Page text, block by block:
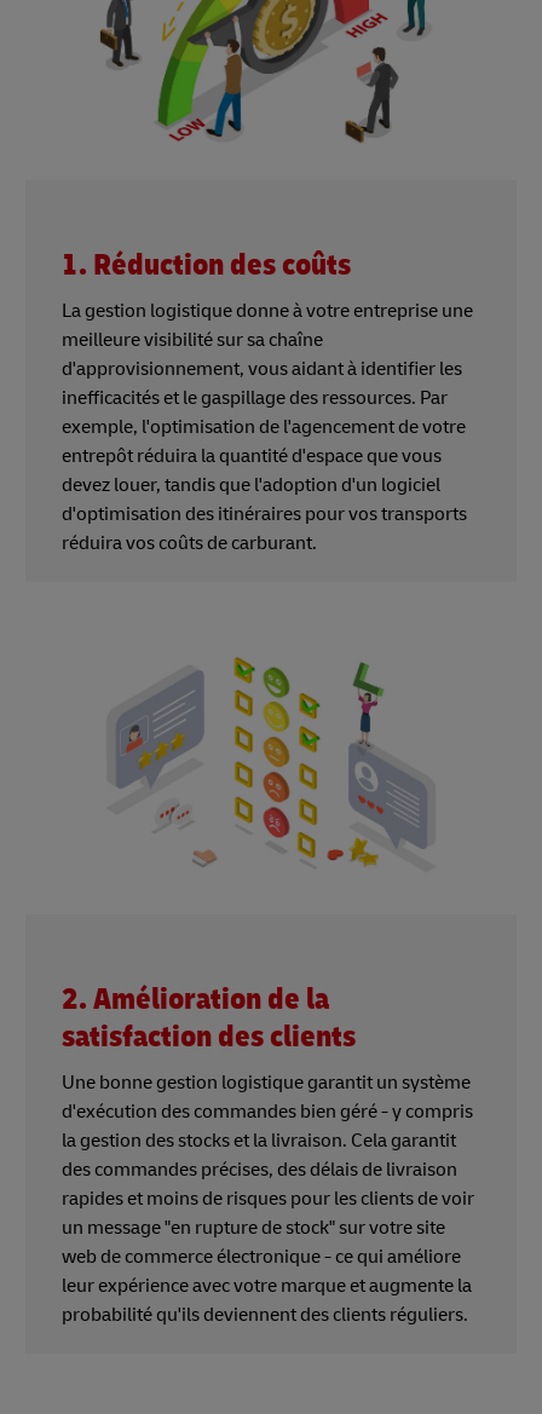
1. Réduction des coûts
La gestion logistique donne à votre entreprise une
meilleure visibilité sur sa chaîne
d'approvisionnement, vous aidant à identifier les
inefficacités et le gaspillage des ressources. Par
exemple, l'optimisation de l'agencement de votre
entrepôt réduira la quantité d'espace que vous
devez louer, tandis que l'adoption d'un logiciel
d'optimisation des itinéraires pour vos transports
réduira vos coûts de carburant.
2. Amélioration de la
satisfaction des clients
Une bonne gestion logistique garantit un système
d'exécution des commandes bien géré - y compris
la gestion des stocks et la livraison. Cela garantit
des commandes précises, des délais de livraison
rapides et moins de risques pour les clients de voir
un message "en rupture de stock" sur votre site
web de commerce électronique - ce qui améliore
leur expérience avec votre marque et augmente la
probabilité qu'ils deviennent des clients réguliers.